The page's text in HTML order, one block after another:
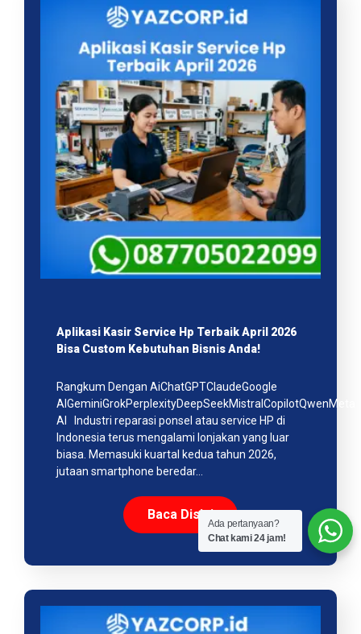
Aplikasi Kasir Service Hp Terbaik April 2026
Bisa Custom Kebutuhan Bisnis Anda!
Rangkum Dengan AiChatGPTClaudeGoogle
AIGeminiGrokPerplexityDeepSeekMistralCopilotQwenMeta
AI Industri reparasi ponsel atau service HP di
Indonesia terus mengalami lonjakan yang luar
biasa. Memasuki kuartal kedua tahun 2026,
jutaan smartphone beredar…
Baca Disini
Ada pertanyaan?
Chat kami 24 jam!